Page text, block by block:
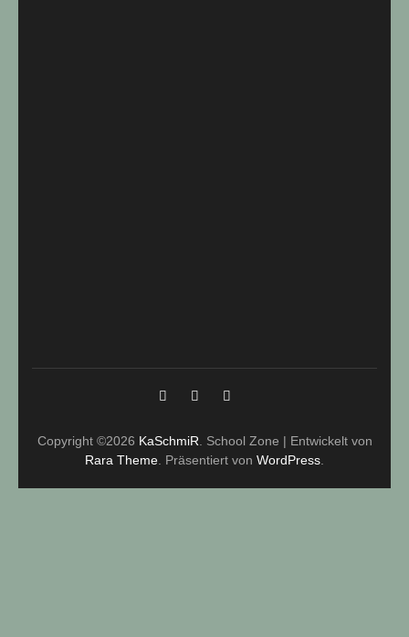
Copyright ©2026 KaSchmiR
School Zone | Entwickelt von
Rara Theme . Präsentiert von WordPress